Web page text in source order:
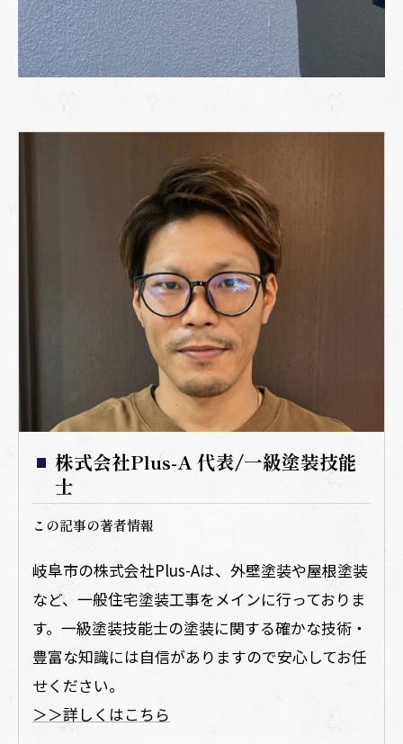
株式会社Plus-A 代表/一級塗装技能
士
この記事の著者情報
岐阜市の株式会社Plus-Aは、外壁塗装や屋根塗装
など、一般住宅塗装工事をメインに行っておりま
す。一級塗装技能士の塗装に関する確かな技術・
豊富な知識には自信がありますので安心してお任
せください。
＞＞詳しくはこちら